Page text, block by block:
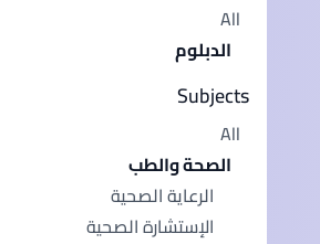
All
الدبلوم
Subjects
All
الصحة والطب
الرعاية الصحية
الإستشارة الصحية